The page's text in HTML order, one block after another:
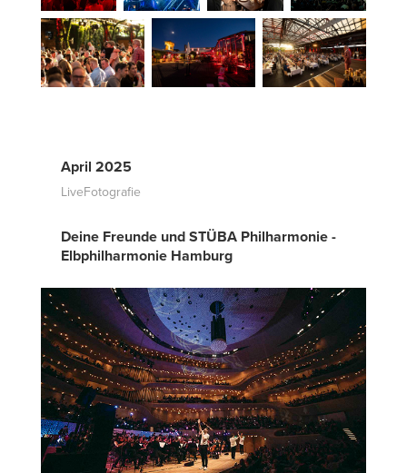
April 2025
LiveFotografie
Deine Freunde und STÜBA Philharmonie -
Elbphilharmonie Hamburg